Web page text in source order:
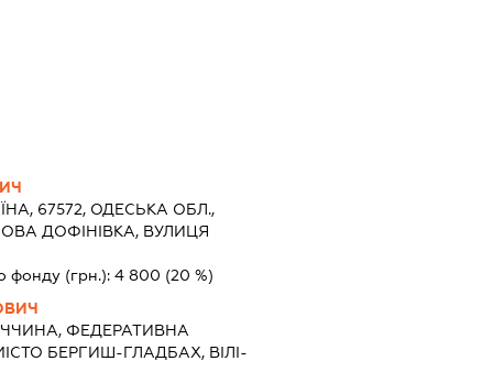
67572, ОДЕСЬКА ОБЛ.,
ДОФІНІВКА, ВУЛИЦЯ
фонду (грн.):4 800 (20 %)
ФЕДЕРАТИВНА
БЕРГИШ-ГЛАДБАХ, ВІЛІ-